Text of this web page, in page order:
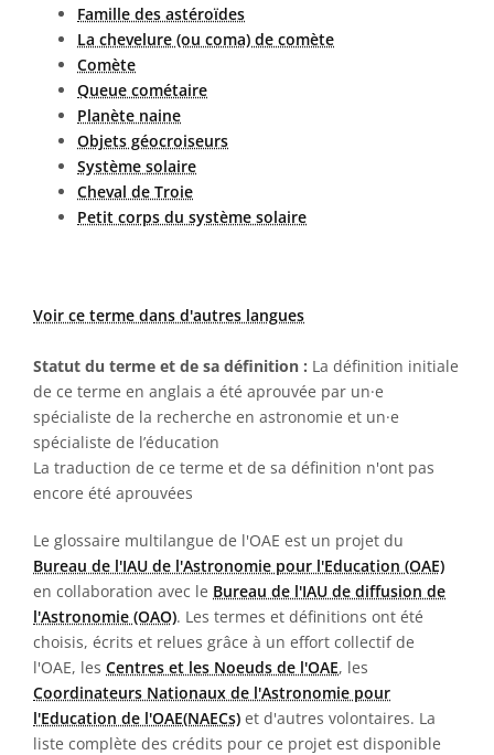
Famille des astéroïdes
La chevelure (ou coma) de comète
Comète
Queue cométaire
Planète naine
Objets géocroiseurs
Système solaire
Cheval de Troie
Petit corps du système solaire
Voir ce terme dans d'autres langues
Statut du terme et de sa définition : La définition initiale
de ce terme en anglais a été aprouvée par un·e
spécialiste de la recherche en astronomie et un·e
spécialiste de l’éducation
La traduction de ce terme et de sa définition n'ont pas
encore été aprouvées
Le glossaire multilangue de l'OAE est un projet du
Bureau de l'IAU de l'Astronomie pour l'Education (OAE)
en collaboration avec le Bureau de l'IAU de diffusion de
l'Astronomie (OAO). Les termes et définitions ont été
choisis, écrits et relues grâce à un effort collectif de
l'OAE, les Centres et les Noeuds de l'OAE, les
Coordinateurs Nationaux de l'Astronomie pour
l'Education de l'OAE(NAECs) et d'autres volontaires. La
liste complète des crédits pour ce projet est disponible